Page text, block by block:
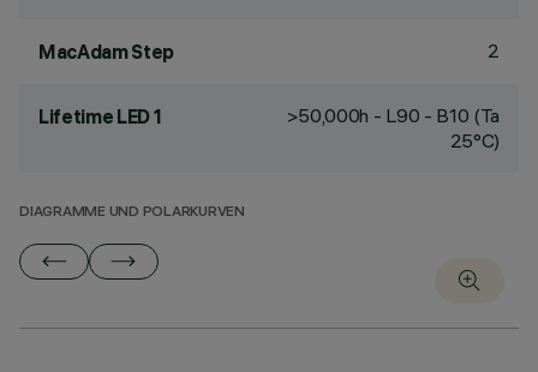
MacAdam Step 2
Lifetime LED 1
>50,000h - L90 - B10 (Ta
25°C)
DIAGRAMME UND POLARKURVEN